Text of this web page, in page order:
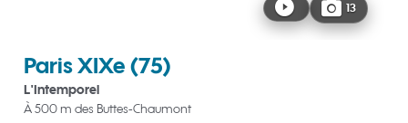
13
Paris XIXe (75)
L'Intemporel
À 500 m des Buttes-Chaumont